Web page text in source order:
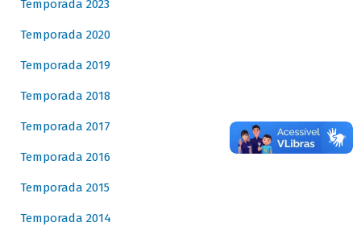
Temporada 2023
Temporada 2020
Temporada 2019
Temporada 2018
Temporada 2017
Temporada 2016
Temporada 2015
Temporada 2014